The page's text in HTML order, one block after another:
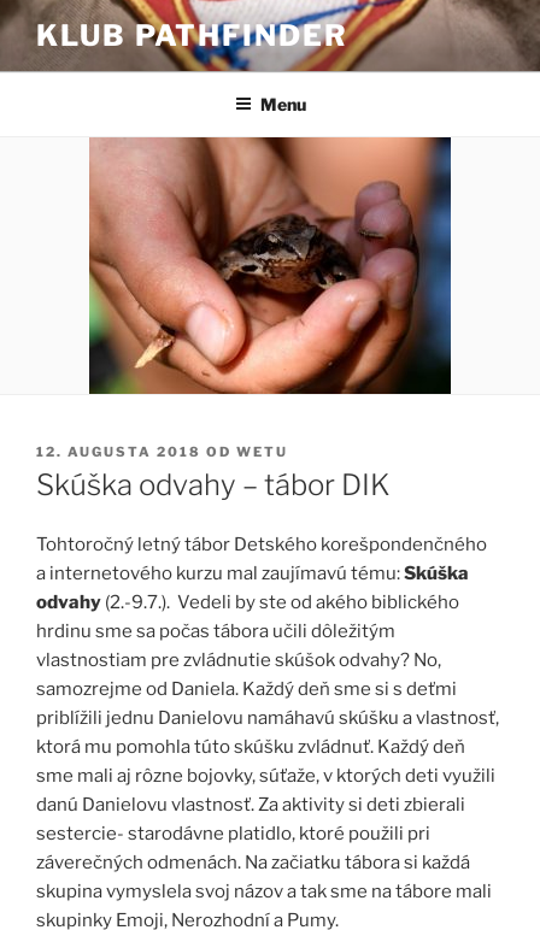
Prejsť
obsah
KLUB PATHFINDER
Menu
PUBLIKOVANÉ
12. AUGUSTA 2018 OD WETU
Skúška odvahy – tábor DIK
Tohtoročný letný tábor Detského korešpondenčného
a internetového kurzu mal zaujímavú tému:Skúška
odvahy (2.-9.7.). Vedeli by ste od akého biblického
hrdinu sme sa počas tábora učili dôležitým
vlastnostiam pre zvládnutie skúšok odvahy? No,
samozrejme od Daniela. Každý deň sme si s deťmi
priblížili jednu Danielovu namáhavú skúšku a vlastnosť,
ktorá mu pomohla túto skúšku zvládnuť. Každý deň
sme mali aj rôzne bojovky, súťaže, v ktorých deti využili
danú Danielovu vlastnosť. Za aktivity si deti zbierali
sestercie- starodávne platidlo, ktoré použili pri
záverečných odmenách. Na začiatku tábora si každá
skupina vymyslela svoj názov a tak sme na tábore mali
skupinky Emoji, Nerozhodní a Pumy.